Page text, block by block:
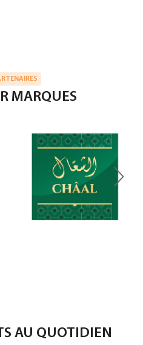
MARQUES
AU QUOTIDIEN